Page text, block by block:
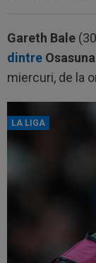
Gareth Bale
dintre Osasuna
miercuri, de la
LA LIGA